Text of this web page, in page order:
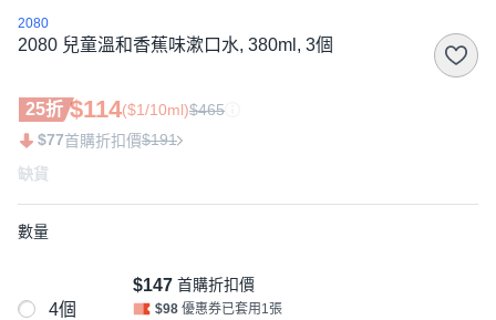
2080
2080 兒童溫和香蕉味漱口水, 380ml, 3個
25折 $114($1/10ml)$465
$77首購折扣價$191
缺貨
數量
4個
$147 首購折扣價
$98 優惠券已套用1張